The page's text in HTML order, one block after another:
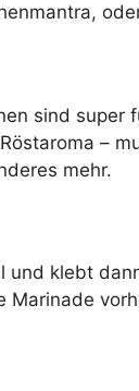
sind super
–
mehr.
klebt